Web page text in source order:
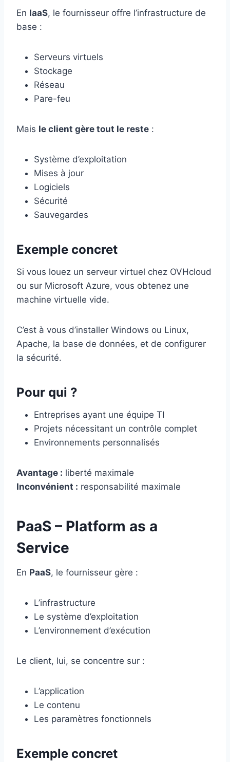
En IaaS, le fournisseur offre l’infrastructure de
base :
Serveurs virtuels
Stockage
Réseau
Pare-feu
Mais le client gère tout le reste :
Système d’exploitation
Mises à jour
Logiciels
Sécurité
Sauvegardes
Exemple concret
Si vous louez un serveur virtuel chez OVHcloud
ou sur Microsoft Azure, vous obtenez une
machine virtuelle vide.
C’est à vous d’installer Windows ou Linux,
Apache, la base de données, et de configurer
la sécurité.
Pour qui ?
Entreprises ayant une équipe TI
Projets nécessitant un contrôle complet
Environnements personnalisés
Avantage : liberté maximale
Inconvénient : responsabilité maximale
PaaS – Platform as a
Service
En PaaS, le fournisseur gère :
L’infrastructure
Le système d’exploitation
L’environnement d’exécution
Le client, lui, se concentre sur :
L’application
Le contenu
Les paramètres fonctionnels
Exemple concret